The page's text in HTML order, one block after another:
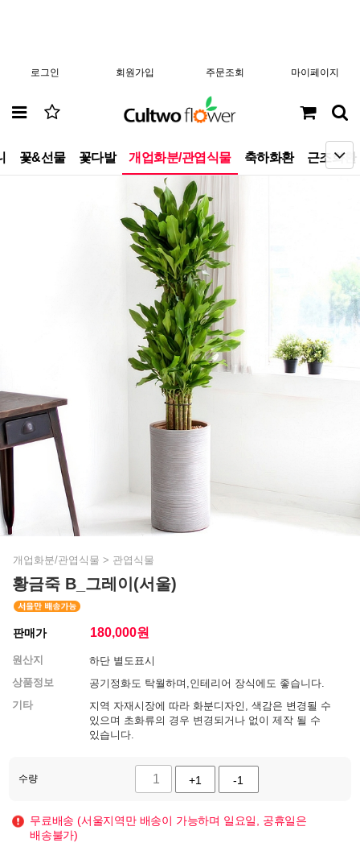
로그인 회원가입 주문조회 마이페이지
꽃&선물 꽃다발 개업화분/관엽식물 축하화환 근조화환
개업화분/관엽식물 > 관엽식물
황금죽 B_그레이(서울)
판매가 180,000원
원산지
하단 별도표시
상품정보
공기정화도 탁월하며,인테리어 장식에도 좋습니다.
기타
지역 자재시장에 따라 화분디자인, 색감은 변경될 수
있으며 초화류의 경우 변경되거나 없이 제작 될 수
있습니다.
수량 +1 -1
무료배송 (서울지역만 배송이 가능하며 일요일, 공휴일은
배송불가)